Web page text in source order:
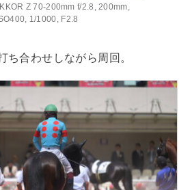
Z 70-200mm f/2.8, 200mm,
1/1000, F2.8
ち合わせしながら周回。